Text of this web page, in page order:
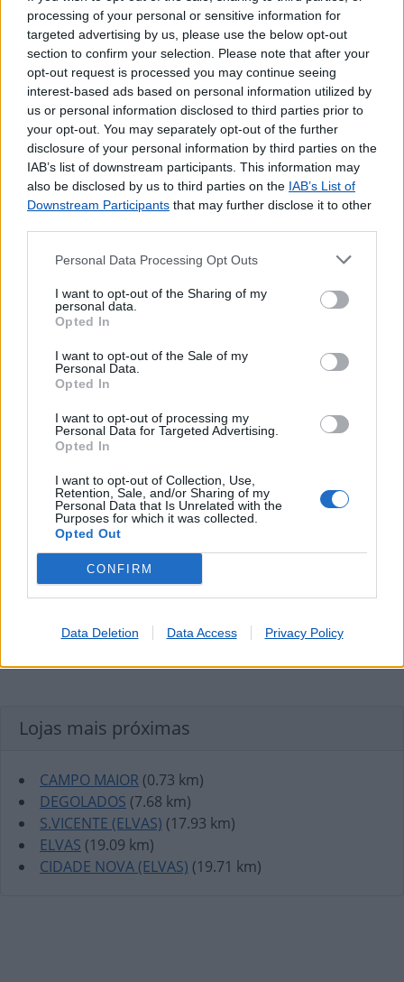
processing of your personal or sensitive information for
targeted advertising by us, please use the below opt-out
section to confirm your selection. Please note that after your
opt-out request is processed you may continue seeing
interest-based ads based on personal information utilized by
us or personal information disclosed to third parties prior to
your opt-out. You may separately opt-out of the further
disclosure of your personal information by third parties on the
IAB’s list of downstream participants. This information may
also be disclosed by us to third parties on the IAB’s List of
Downstream Participants that may further disclose it to other
Personal Data Processing Opt Outs
I want to opt-out of the Sharing of my
personal data.
Opted In
I want to opt-out of the Sale of my
Personal Data.
Opted In
I want to opt-out of processing my
Personal Data for Targeted Advertising.
Opted In
I want to opt-out of Collection, Use,
Retention, Sale, and/or Sharing of my
Personal Data that Is Unrelated with the
Purposes for which it was collected.
Opted Out
CONFIRM
Data Deletion Data Access Privacy Policy
Envio de vales - Nacionais
Pagamento de Coimas
Pagamento de Faturas
Pagamento de Impostos
Pagamento de Portagens
Pagamento de Vales
Outros Serviços
Bilhetes para Espetáculos
Carregamento de Telemóveis
Lojas mais próximas
CAMPO MAIOR (0.73 km)
DEGOLADOS (7.68 km)
S.VICENTE (ELVAS) (17.93 km)
ELVAS (19.09 km)
CIDADE NOVA (ELVAS) (19.71 km)